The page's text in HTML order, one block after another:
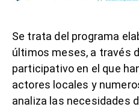
Se trata del programa
últimos meses, a través
participativo en el que
actores locales y
analiza las necesidades